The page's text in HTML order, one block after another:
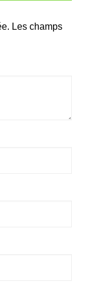
Les champs